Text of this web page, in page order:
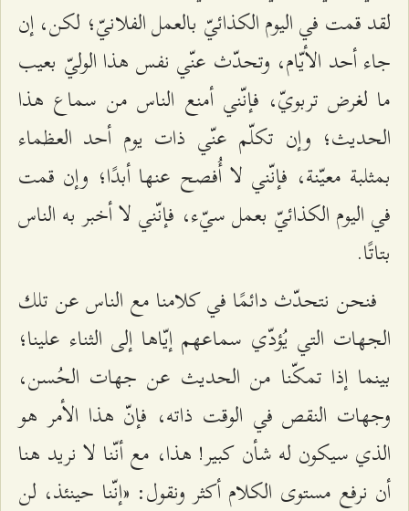
لقد قمت في اليوم الكذائيّ بالعمل الفلانيّ؛ لكن، إن
جاء أحد الأيّام، وتحدّث عنّي نفس هذا الوليّ بعيب
ما لغرض تربويّ، فإنّني أمنع الناس من سماع هذا
الحديث؛ وإن تكلّم عنّي ذات يوم أحد العظماء
بمثلبة معيّنة، فإنّني لا أُفصح عنها أبدًا؛ وإن قمت
في اليوم الكذائيّ بعمل سيّء، فإنّني لا أخبر به الناس
بتاتًا.
فنحن نتحدّث دائمًا في كلامنا مع الناس عن تلك
الجهات التي يُؤدّي سماعهم إيّاها إلى الثناء علينا؛
بينما إذا تمكّنا من الحديث عن جهات الحُسن،
وجهات النقص في الوقت ذاته، فإنّ هذا الأمر هو
الذي سيكون له شأن كبير! هذا، مع أنّنا لا نريد هنا
أن نرفع مستوى الكلام أكثر ونقول: «إنّنا حينئذ، لن